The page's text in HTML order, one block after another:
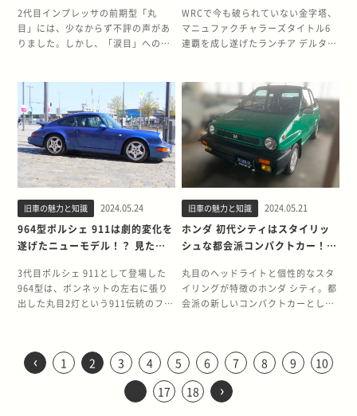
われています。 R32型がいかにレー
スを意識して設計されていたのかが
わかるポイントが、エンジンの燃焼
ありません。レースで高過給圧仕様
にして圧縮比を下げた際に、最適に
なるように設計されています。 さら
に、このエンジンの実力の高さをう
かがわせるエピソードが残っていま
す。当初、レース仕様の過給圧は
1.6kgf/cm2を想定していました。
しかし、他車が相手にならないほど
の圧倒的な速さになることが判明
し、何らかのハンディを課せられる
ことをおそれた日産は過給圧の引き
過給圧は、1.4kgf/cm2まで下げら
れました。 直線でもコーナリングで
もライバルを引き離すアテーサET-S
GT-Rの圧倒的な速さを支えまし
た。GT-Rの駆動方式は一般的に
4WDだと認識されていますが、正確
には後輪駆動がベースのパートタイ
ングは装備しておらず、万人受けす
る利便性より走行性能を重視してい
たことがわかります。 ビートが今も
他の高性能スポーツカーに比べて特
別優位な点はあまり見当たりませ
ん。しかし、現在も中古車市場では
活発に取引され、多くの人が大切に
乗り続けています。 ビートがなぜ今
も愛されているのか、2つのポイン
トで探っていきましょう。 F1の技術
がフィードバックされた自然吸気エ
ンジン ビートに搭載されている
E07A型エンジンは、トゥデイやライ
フなどにも搭載される汎用エンジン
あたって、F1のテクノロジーを応用
した技術で徹底的なチューニングが
施されました。自然吸気エンジンな
ジンで特筆すべきは、普通車でもあ
まり採用されていない3連スロット
ルです。気筒ごとに独立したスロッ
トルを設けることで、吸気効率を高
メーターといった上位モデルの装備
までも盛り込まれていました。さら
に、トヨタ車初となるディスチャー
で初めて衝突安全ボディ「GOA」を
採用するなど、先進性も高められて
います。 100系チェイサーの性格が
もっとも色濃く反映されたツアラー
V 数あるチェイサーのグレードのな
かで、「ツアラーV」がスポーティ
さをもっとも反映したモデルです。
名機と呼ばれる1JZ-GTEエンジンを
搭載し、レースでも輝かしい実績を
残しました。 ここでは、100系チェ
イサーを代表するグレード、ツアラ
ーVの魅力を掘り下げます。 90系か
系チェイサーのエンジンは、先代90
系に引き続き1JZ-GTEでした。しか
し、型式こそ同様ですが、100系に
いっぱいの280psのままですが、ツ
インターボからシングルタービンに
変更したことで最大トルクを
37.0kgmから38.5kgmにまで向上さ
て重要な空力性能は、風洞実験を重
ねて入念に研究開発されました。前
面投影面積はポルシェ904とほぼ同
気抵抗を示すCd値は0.30を上回る数
値になっています。航空機の空力理
論を徹底的に応用し、空気抵抗を限
界まで抑えました。 話題を呼んだコ
ンセプトカーを量産化 スポーツ800
のもととなったのは、1962年の「第
9回 全日本自動車ショウ」で公開さ
れたパブリカスポーツです。乗降用
のドアはなく、軽飛行機を思わせる
キャノピーをスライドさせる機構
は、多くの注目を集めました。発表
当時はパブリカのイメージアップを
高い注目度とスポーツカー人気を背
景にトヨタは実車化に踏み切りま
す。 スライド式のキャノピーこそ実
早く着脱式のルーフを実装すること
でイメージを踏襲しました。さら
に、ロングノーズと先端の丸目ヘッ
ドライトといった、ボディデザイン
同様に、1.5Lの廉価版モデルもライ
ンナップされました。型式はAE91
で、キャブ仕様の5A-F型とインジェ
ートカーとして定着 AE92が登場し
た1980年代後半は、バブル景気を背
景に若者の間でデートカーブームが
巻き起こっていた時期です。日産 シ
ルビア、ホンダ プレリュードといっ
たスポーティでスタイリッシュなク
ルマが人気を博します。なかでも、
トヨタ 2代目ソアラは、デートカー
の代表格として憧れの的になってい
ました。 クーペタイプに統一された
AE92はソアラを小型化したかのよう
なスタイリングだったことから、
新車時の販売価格が100万円台前半
だったAE92は、高額なソアラに手の
届かなかった若者の心を掴んだので
更されたことで、落胆の声を上げる
ピュアスポーツファンも存在しまし
た。しかし、AE92がテンロクスポー
ツを牽引するモデルだったことに間
の姿で登場したことで、いまでも
人々の記憶に残るSUVとして、車史
にその名を残しています。 先進的す
ークロスのサイズは、全長
4,130mm×全幅1,790mm×全高
1,710mm。開発は欧州で行われ、
デザインは当時いすゞのデザイナー
だった中村史郎氏と、のちにインフ
ィニティのロンドンスタジオのトッ
プに就任するサイモン・コックス氏
が担当していました。 ビークロスの
テーマは「ワイルド&amp;フレンド
リー」であり、力強い走破性を持ち
ながらも、デザインは先進的で、ど
こか愛らしい雰囲気が取り入れられ
ルム、ボディ下半分を覆う樹脂パネ
ル、スペアタイヤを内側に内蔵した
バックドアなど、目につく全てが斬
の後方視界は悪化。それを解消する
ため、ビークロスはバックアイカメ
ラを標準装備し、これは乗用自動車
としては初の試みでもありました。
VTECの実力と名前を世間に知らし
めました。 まずは、EF9の誕生や
VTECの高いパフォーマンス、レー
車種 1987年に4代目として登場した
EF型は、半世紀以上続くシビックの
歴史のなかでも特にエポックメイキ
ングだったモデルです。モデルチェ
ンジから2年後の1989年に、シビッ
ク初のVTECエンジンを搭載したEF9
が追加されました。 VTECエンジン
は、今やホンダの代名詞ともいえる
ハイパフォーマンスエンジンです。
バルブタイミングとリフト量の可変
機構によって、高回転での出力と力
強い低中速域の加速を両立していま
す。VTECが初めて搭載されたのは2
代目インテグラで、発売はEF9登場
と同年の1989年です。つまり、ホン
を一気に高めたVTEC EF9に搭載さ
れたエンジンは、1.6L直列4気筒の
名機B16A型です。可変バルブタイ
ミング機構のVTECを備え、最高出
だわりが詰まっていました。 先代か
ら7年ぶりの大幅な刷新をして登場
した、E92型4代目M3の誕生を振り
種の3シリーズをベースに専用のチ
ューニングを施したモデルです。レ
ースへの参加条件（ホモロゲーショ
ン）取得のために、初代E30型が
1985年に制作されました。E92型
は、M3の4代目として2007年に登場
します。3シリーズで初めてV8エン
ジンを搭載するなど、ボディからパ
ワートレインに至るまで大幅刷新さ
れました。 直6エンジン、いわゆる
シルキーシックスを伝統としてきた
M3だけに、E92型でのV8エンジン搭
載は画期的なことです。最高出力は
先代E46の346psに対して、420ps
にまで引き上げられています。伝統
もM3専用に開発 M3の「M」とは、
3シリーズにチューニングを施した
BMWのレースやモータースポーツの
研究開発部門「BMW M Motorsport
2代目インプレッサの前期型「丸
目」には、少なからず不評の声があ
りました。しかし、「涙目」へのマ
目だけでなく性能面のアップデート
が多岐に渡ったことも、涙目の大き
な特徴です。 本記事では、WRCで
も活躍した涙目の魅力をたっぷりと
紹介します。 涙目は2代目インプレ
ッサの中期型 2代目インプレッサで
実施された2度のビッグマイナーチ
ンジによって誕生したのが涙目で
す。現代的なデザインが話題を呼
び、その意匠は後期型の鷹目にも受
け継がれていきました。 まずは、2
代目インプレッサの変遷やWRCでの
活躍を振り返ってみましょう。 2代
目インプレッサは2度のビッグマイ
ジを行って2代目に生まれ変わりま
した。2007年まで販売された2代目
インプレッサですが、2度のビッグ
マイナーチェンジが実施されたため
WRCで今も破られていない金字塔、
マニュファクチャラーズタイトル6
連覇を成し遂げたランチア デルタ
品な内装といったデザイン面も人気
の理由です。 本記事では、レギュレ
ーションの変更からわずか半年で完
成させたといわれる、デルタHFにつ
いて詳しく紹介します。 WRCのレ
ギュレーション変更に合わせて登場
わずかな開発期間しかないなかで、
ファミリーカーだったデルタをWRC
で戦えるように仕上げました。 まず
は、デルタHFの開発背景と、誕生に
欠かせなかったアバルトの存在につ
いて紹介します。 開発決定からわず
か半年で発表された新モデル デルタ
輌の規定を変更したことです。グル
ープBでは重大事故が多発していた
ため、1987年からWRCのトップカ
テゴリーが市販車ベースのグループ
旧車の魅力と知識 2024.05.24
964型ポルシェ 911は劇的変化を
遂げたニューモデル！？ 見た目
紹介
3代目ポルシェ 911として登場した
964型は、ボンネットの左右に張り
出した丸目2灯という911伝統のフォ
です。 日本のバブル真っ只中に投入
され、空前のヒットを記録した964
型911の誕生背景と変更点を振り返
旧車の魅力と知識 2024.05.21
ホンダ 初代シティはスタイリッ
シュな都会派コンパクトカー！？
Ⅱも紹介
丸目のヘッドライトと個性的なスタ
イリングが特徴のホンダ シティ。都
会派の新しいコンパクトカーとし
ました。 現在の軽自動車やコンパク
トカーにもつながる、新しい思想で
設計された初代シティについて振り
‹ 1 2 3 4 5 6 7 8 9
10
17
18 ›